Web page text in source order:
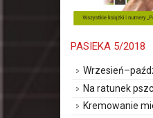
PASIEKA 5/2018
Na ratunek
Kremowanie